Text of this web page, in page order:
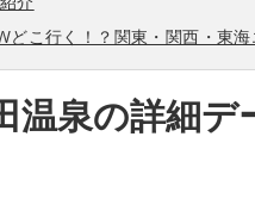
どこ行く！？関東・関西・東
温泉の詳細デ